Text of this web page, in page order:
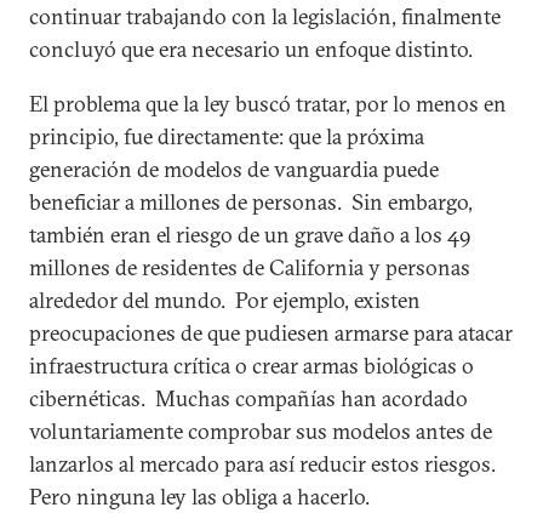
continuar trabajando con la legislación, finalmente
concluyó que era necesario un enfoque distinto.
El problema que la ley buscó tratar, por lo menos en
principio, fue directamente: que la próxima
generación de modelos de vanguardia puede
beneficiar a millones de personas. Sin embargo,
también eran el riesgo de un grave daño a los 49
millones de residentes de California y personas
alrededor del mundo. Por ejemplo, existen
preocupaciones de que pudiesen armarse para atacar
infraestructura crítica o crear armas biológicas o
cibernéticas. Muchas compañías han acordado
voluntariamente comprobar sus modelos antes de
lanzarlos al mercado para así reducir estos riesgos.
Pero ninguna ley las obliga a hacerlo.